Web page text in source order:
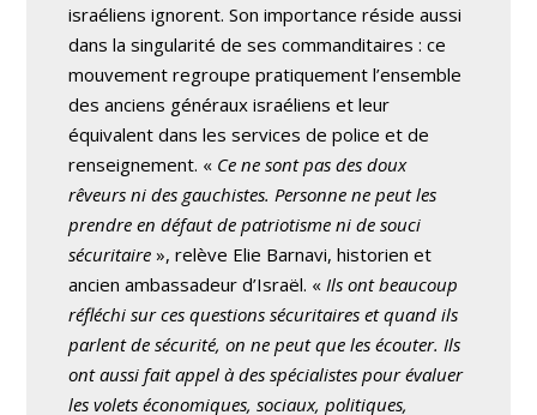
israéliens ignorent. Son importance réside aussi
dans la singularité de ses commanditaires : ce
mouvement regroupe pratiquement l’ensemble
des anciens généraux israéliens et leur
équivalent dans les services de police et de
renseignement. « Ce ne sont pas des doux
rêveurs ni des gauchistes. Personne ne peut les
prendre en défaut de patriotisme ni de souci
sécuritaire », relève Elie Barnavi, historien et
ancien ambassadeur d’Israël. «Ils ont beaucoup
réfléchi sur ces questions sécuritaires et quand ils
parlent de sécurité, on ne peut que les écouter. Ils
ont aussi fait appel à des spécialistes pour évaluer
les volets économiques, sociaux, politiques,